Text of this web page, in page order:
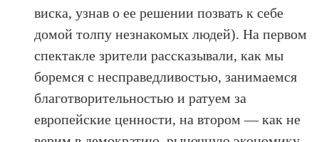
виска, узнав о ее решении позвать к себе
домой толпу незнакомых людей). На первом
спектакле зрители рассказывали, как мы
боремся с несправедливостью, занимаемся
благотворительностью и ратуем за
европейские ценности, на втором — как не